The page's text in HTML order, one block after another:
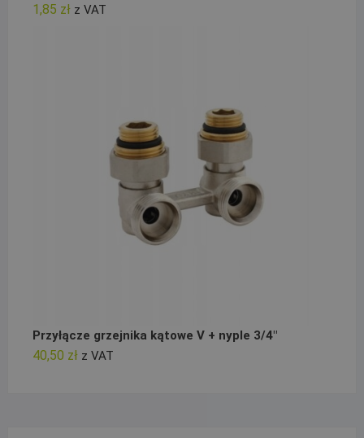
1,85 zł z VAT
Przyłącze grzejnika kątowe V + nyple 3/4"
40,50 zł z VAT